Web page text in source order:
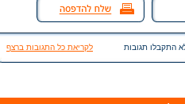
התקבלו תגובות לקריאת כל התגובות ברצף